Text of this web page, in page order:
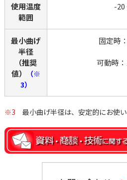
使用温度
範囲
-20
最小曲げ
半径
（推奨
値）
（※
3）
固定時
可動時
※3 最小曲げ半径は、安定的にお使